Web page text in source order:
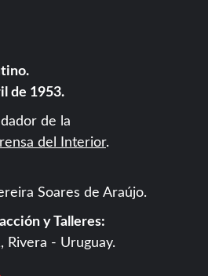
de 1953.
de la
del Interior.
Soares de Araújo.
y Talleres:
Rivera - Uruguay.